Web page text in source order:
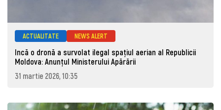
ACTUALITATE NEWS ALERT
Incă o dronă a survolat ilegal spațiul aerian al Republicii
Moldova: Anunţul Ministerului Apărării
31 martie 2026, 10:35